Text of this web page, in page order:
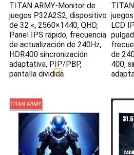
TITAN ARMY-Monitor de
juegos P32A2S2, dispositivo
de 32 «, 2560×1440, QHD,
Panel IPS rápido, frecuencia
de actualización de 240Hz,
HDR400 sincronización
adaptativa, PIP/PBP,
pantalla dividida
LCD
de
400,